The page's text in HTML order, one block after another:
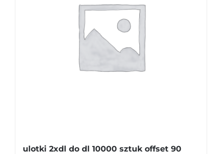
ulotki 2xdl do dl 10000 sztuk offset 90